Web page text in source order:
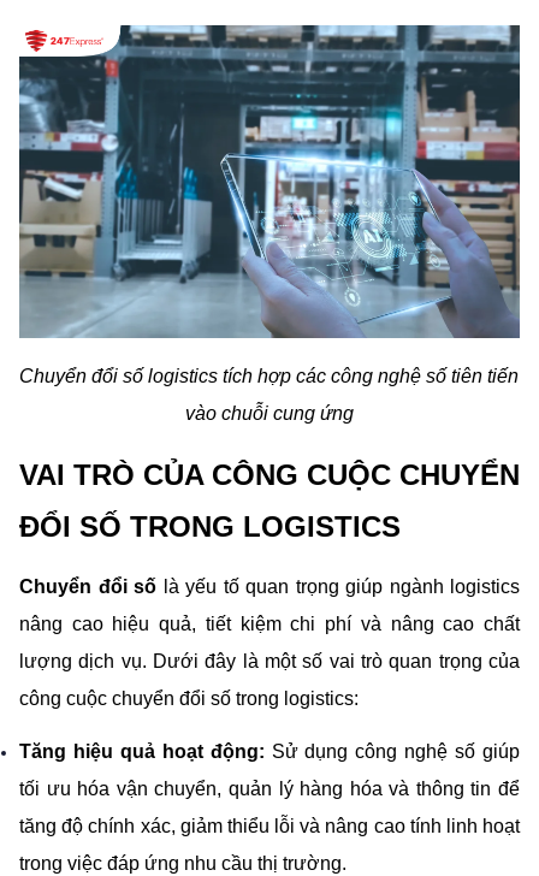
Chuyển đổi số logistics tích hợp các công nghệ số tiên tiến
vào chuỗi cung ứng
VAI TRÒ CỦA CÔNG CUỘC CHUYỂN
ĐỔI SỐ TRONG LOGISTICS
Chuyển đổi số là yếu tố quan trọng giúp ngành logistics
nâng cao hiệu quả, tiết kiệm chi phí và nâng cao chất
lượng dịch vụ. Dưới đây là một số vai trò quan trọng của
công cuộc chuyển đổi số trong logistics:
Tăng hiệu quả hoạt động: Sử dụng công nghệ số giúp
tối ưu hóa vận chuyển, quản lý hàng hóa và thông tin để
tăng độ chính xác, giảm thiểu lỗi và nâng cao tính linh hoạt
trong việc đáp ứng nhu cầu thị trường.